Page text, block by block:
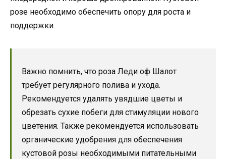
розе необходимо обеспечить опору для роста и
поддержки.
Важно помнить, что роза Леди оф Шалот
требует регулярного полива и ухода.
Рекомендуется удалять увядшие цветы и
обрезать сухие побеги для стимуляции нового
цветения. Также рекомендуется использовать
органические удобрения для обеспечения
кустовой розы необходимыми питательными